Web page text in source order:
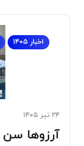
اخبار ۱۴۰۵
۲۴ تیر ۱۴۰۵
آرزوها